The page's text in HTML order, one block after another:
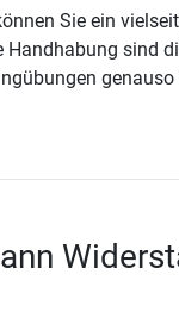
Sie ein
Handhabung sind